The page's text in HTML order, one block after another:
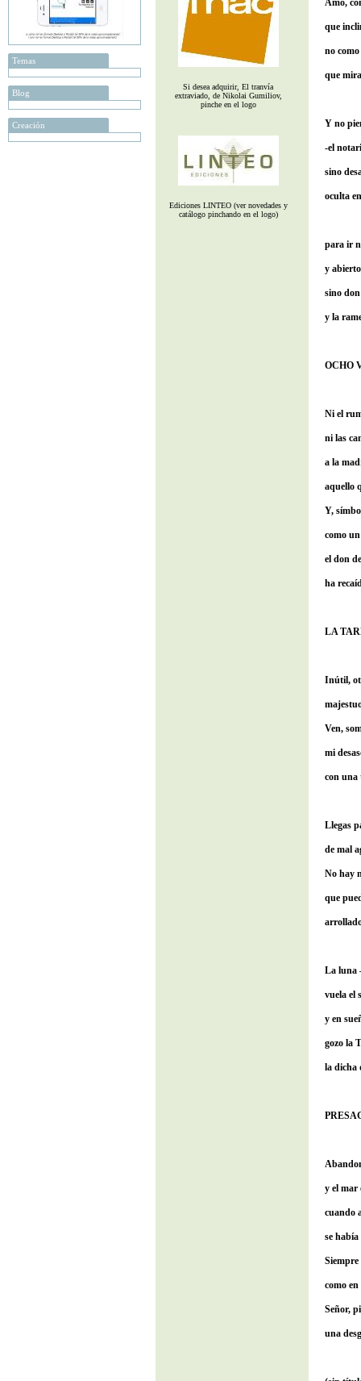
Temas
Blog
Creación
Si desea adquirir, El tranvía
extraviado, de Nikolai Gumiliov,
pinche en el logo
Ediciones LINTEO (ver novedades y
catálogo pinchando en el logo)
Amo,
que
no
que
Y no
-el
sino
oculta
para ir
y
sino
y la
OCHO
Ni el
ni las
a la
aquello
Y,
como
el don
ha
LA
Inútil,
Ven,
mi
con una
Llegas
de mal
No hay
que
La luna
vuela el
y en
gozo la
la dicha
y el mar
cuando
se
Siempre
como
Señor,
una